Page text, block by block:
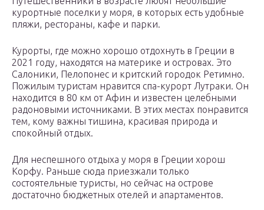
курортные поселки у моря, в которых есть удобные
пляжи, рестораны, кафе и парки.
Курорты, где можно хорошо отдохнуть в Греции в
2021 году, находятся на материке и островах. Это
Салоники, Пелопонес и критский городок Ретимно.
Пожилым туристам нравится спа-курорт Лутраки. Он
находится в 80 км от Афин и известен целебными
радоновыми источниками. В этих местах понравится
тем, кому важны тишина, красивая природа и
спокойный отдых.
Для неспешного отдыха у моря в Греции хорош
Корфу. Раньше сюда приезжали только
состоятельные туристы, но сейчас на острове
достаточно бюджетных отелей и апартаментов.